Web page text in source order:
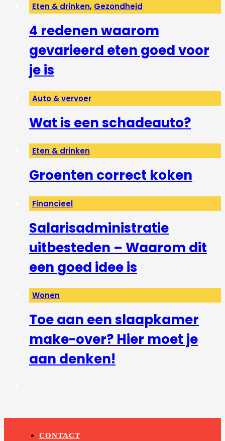
Eten & drinken, Gezondheid
4 redenen waarom
gevarieerd eten goed voor
je is
Auto & vervoer
Wat is een schadeauto?
Eten & drinken
Groenten correct koken
Financieel
Salarisadministratie
uitbesteden – Waarom dit
een goed idee is
Wonen
Toe aan een slaapkamer
make-over? Hier moet je
aan denken!
CONTACT